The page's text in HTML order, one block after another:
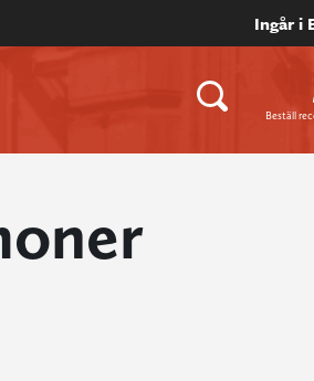
Ingår i
Beställ